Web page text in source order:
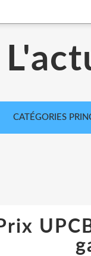
CATÉGORIES